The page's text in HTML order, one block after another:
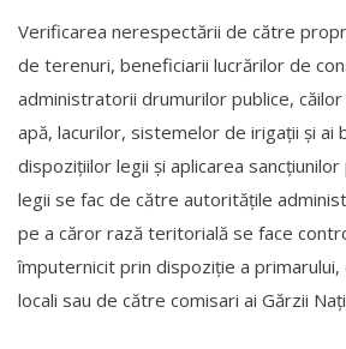
Verificarea nerespectării de către
de terenuri, beneficiarii lucrărilor de
administratorii drumurilor publice,
apă, lacurilor, sistemelor de irigații și ai
dispozițiilor legii și aplicarea
legii se fac de către autoritățile
pe a căror rază teritorială se face
împuternicit prin dispoziție a
locali sau de către comisari ai Gărzii